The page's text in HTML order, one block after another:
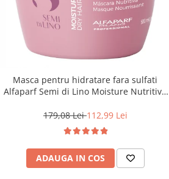
Masca pentru hidratare fara sulfati
Alfaparf Semi di Lino Moisture Nutritive
179,08 Lei112,99 Lei
ADAUGA IN COS